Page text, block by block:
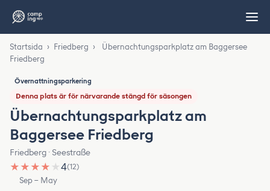
Startsida › Friedberg ›
Übernachtungsparkplatz am Baggersee
Friedberg
Övernattningsparkering
Denna plats är för närvarande stängd för säsongen
Übernachtungsparkplatz am
Baggersee Friedberg
Friedberg · Seestraße
★ ★ ★ ★ ★4(12)
Sep – May